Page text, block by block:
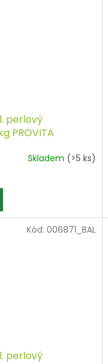
perlový
PROVITA
Skladem (>5 ks)
perlový
Kód: 006871_BAL